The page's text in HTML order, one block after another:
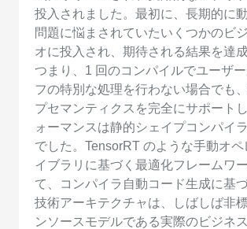
投入されました。最初に、長期的に
問題に悩まされていたいくつかのビ
オに投入され、期待される結果を達
つまり、1 回のコンパイルでユーザ
フの特別な処理を行わない場合でも
プセマンティクスを完全にサポート
ォーマンスは静的シェイプコンパイ
でした。TensorRT のような手動オペ
イブラリに基づく最適化フレームワ
て、コンパイラ自動コード生成に基
技術アーキテクチャは、しばしば非
ンソースモデルである実際のビジネ